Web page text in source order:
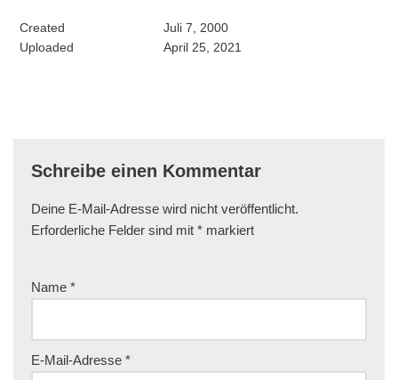
Created
Juli 7, 2000
Uploaded
April 25, 2021
Schreibe einen Kommentar
Deine E-Mail-Adresse wird nicht veröffentlicht.
Erforderliche Felder sind mit * markiert
Name *
E-Mail-Adresse *